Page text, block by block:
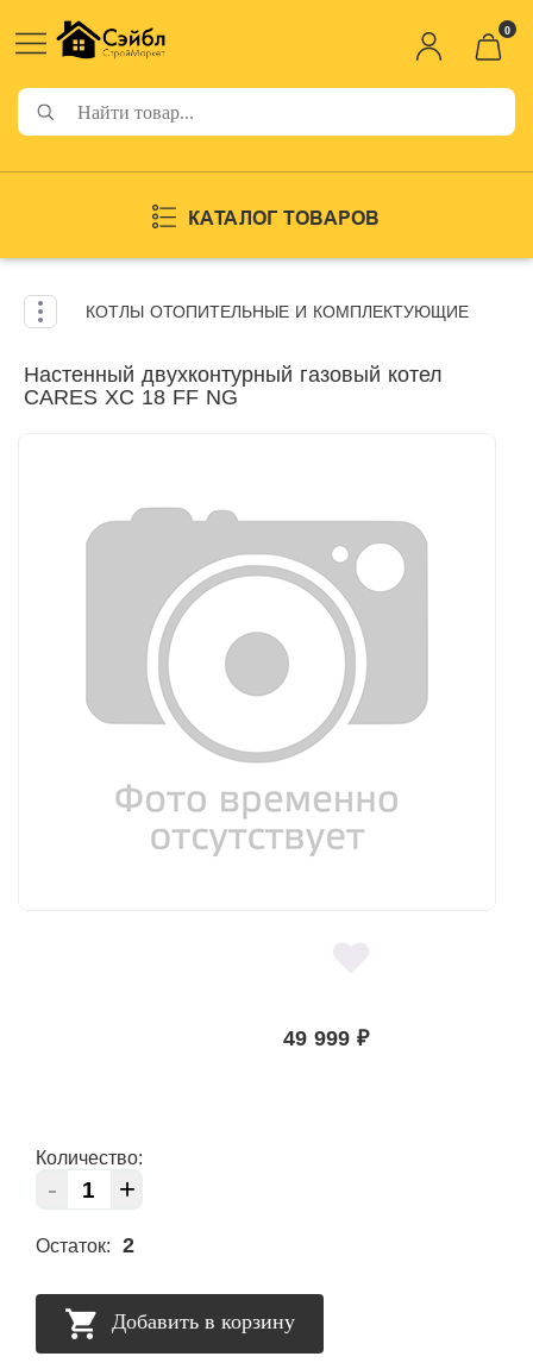
0
КАТАЛОГ ТОВАРОВ
КОТЛЫ ОТОПИТЕЛЬНЫЕ И КОМПЛЕКТУЮЩИЕ
Настенный двухконтурный газовый котел
CARES XC 18 FF NG
49 999 ₽
Количество:
- +
Остаток: 2
Добавить в корзину